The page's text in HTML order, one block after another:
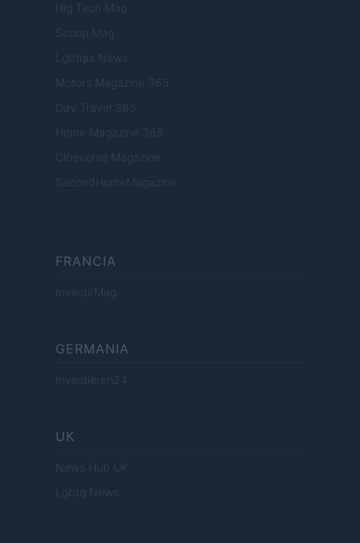
Hig Tech Mag
Scoop Mag
Lgbtqia News
Motors Magazine 365
Day Travel 365
Home Magazine 365
Cineverse Magazine
SecondHomeMagazine
FRANCIA
InvestirMag
GERMANIA
Investieren24
UK
News Hub UK
Lgbtq News